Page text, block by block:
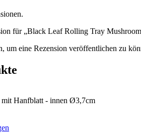
für „Black Leaf Rolling Tray
um eine Rezension veröffentlichen zu